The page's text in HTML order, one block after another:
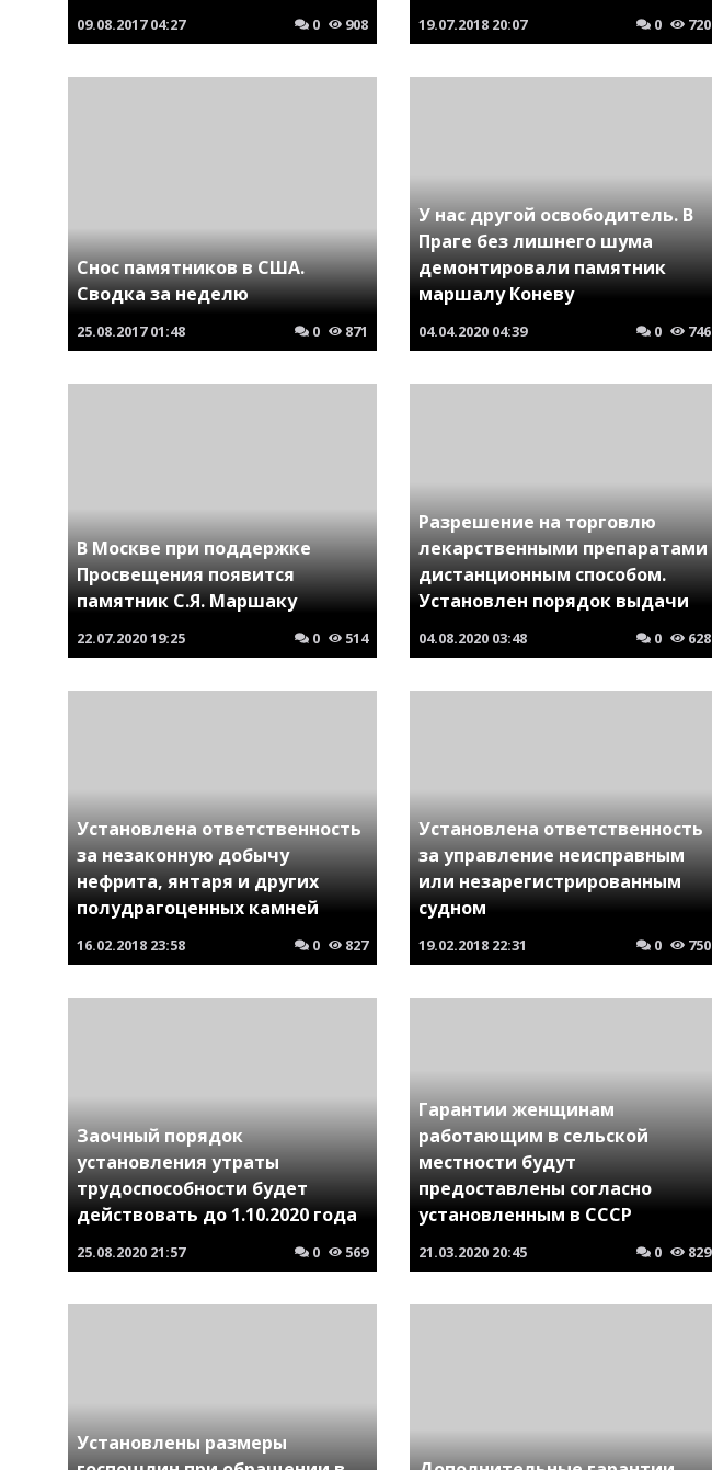
09.08.2017 04:27 0 908 19.07.2018 20:07 0 720
Снос памятников в США.
Сводка за неделю
25.08.2017 01:48 0 871
У нас другой освободитель. В
Праге без лишнего шума
демонтировали памятник
маршалу Коневу
04.04.2020 04:39 0 746
В Москве при поддержке
Просвещения появится
памятник С.Я. Маршаку
22.07.202019:25 0 514
Разрешение на торговлю
лекарственными препаратами
дистанционным способом.
Установлен порядок выдачи
04.08.2020 03:48 0 628
Установлена ответственность
за незаконную добычу
нефрита, янтаря и других
полудрагоценных камней
16.02.2018 23:58 0 827
Установлена ответственность
за управление неисправным
или незарегистрированным
судном
19.02.2018 22:31 0 750
Заочный порядок
установления утраты
трудоспособности будет
действовать до 1.10.2020 года
25.08.2020 21:57 0 569
Гарантии женщинам
работающим в сельской
местности будут
предоставлены согласно
установленным в СССР
21.03.2020 20:45 0 829
Установлены размеры